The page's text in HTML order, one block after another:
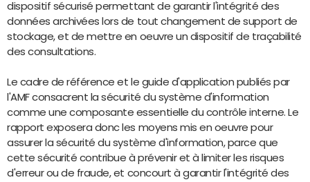
dispositif sécurisé permettant de garantir l'intégrité des
données archivées lors de tout changement de support de
stockage, et de mettre en oeuvre un dispositif de traçabilité
des consultations.
Le cadre de référence et le guide d'application publiés par
l'AMF consacrent la sécurité du système d'information
comme une composante essentielle du contrôle interne. Le
rapport exposera donc les moyens mis en oeuvre pour
assurer la sécurité du système d'information, parce que
cette sécurité contribue à prévenir et à limiter les risques
d'erreur ou de fraude, et concourt à garantir l'intégrité des